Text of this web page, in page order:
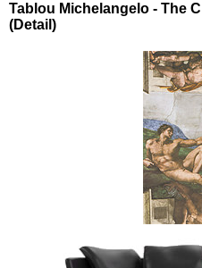
Tablou Michelangelo - The
(detail)